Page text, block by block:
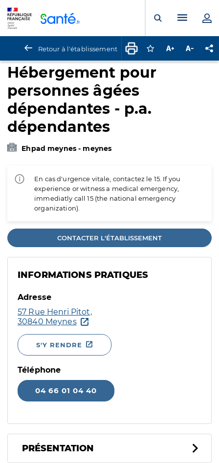
Ouvrir laMenu
Retour à l'établissement Connectez-vous
Augmenter la
Hébergement pour
personnes âgées
dépendantes - p.a.
dépendantes
Ehpad meynes - meynes
En cas d'urgence vitale, contactez le 15. If you
experience or witness a medical emergency,
immediatly call 15 (the national emergency
organization).
CONTACTER L'ÉTABLISSEMENT
INFORMATIONS PRATIQUES
Adresse
57 Rue Henri Pitot,
30840 Meynes
S'Y RENDRE
Téléphone
04 66 01 04 40
PRÉSENTATION